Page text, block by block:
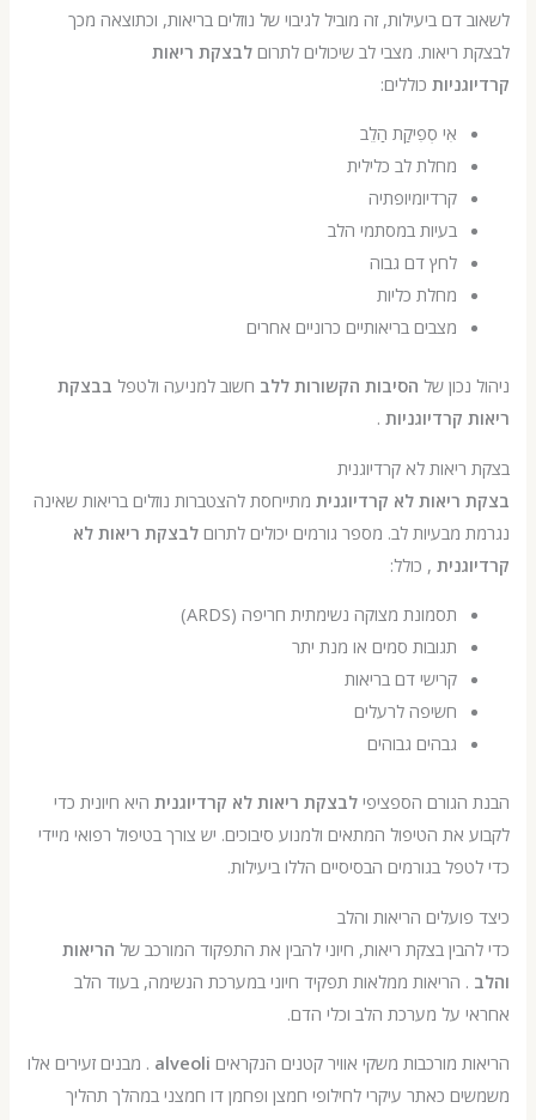
ביעילות, זה מוביל לגיבוי של נוזלים בריאות, וכתוצאה מכך
ריאות. מצבי לב שיכולים לתרוםלבצקת ריאות
כוללים:
אִי סְפִיקַת הַלֵב
מחלת לב כלילית
קרדיומיופתיה
בעיות במסתמי הלב
לחץ דם גבוה
מחלת כליות
מצבים בריאותיים כרוניים אחרים
שלהסיבות הקשורות ללבחשוב למניעה ולטפלבבצקת
.
לא קרדיוגנית
לא קרדיוגניתמתייחסת להצטברות נוזלים בריאות שאינה
מבעיות לב. מספר גורמים יכולים לתרוםלבצקת ריאות לא
, כולל:
תסמונת מצוקה נשימתית חריפה (ARDS)
תגובות סמים או מנת יתר
קרישי דם בריאות
חשיפה לרעלים
גבהים גבוהים
הספציפי לבצקת ריאות לא קרדיוגניתהיא חיונית כדי
הטיפול המתאים ולמנוע סיבוכים. יש צורך בטיפול רפואי מיידי
בגורמים הבסיסיים הללו ביעילות.
הריאות והלב
בצקת ריאות, חיוני להבין את התפקוד המורכב שלהריאות
הריאות ממלאות תפקיד חיוני במערכת הנשימה, בעוד הלב
על מערכת הלב וכלי הדם.
מורכבות משקי אוויר קטנים הנקראים alveoli. מבנים זעירים אלו
כאתר עיקרי לחילופי חמצן ופחמן דו חמצני במהלך תהליך